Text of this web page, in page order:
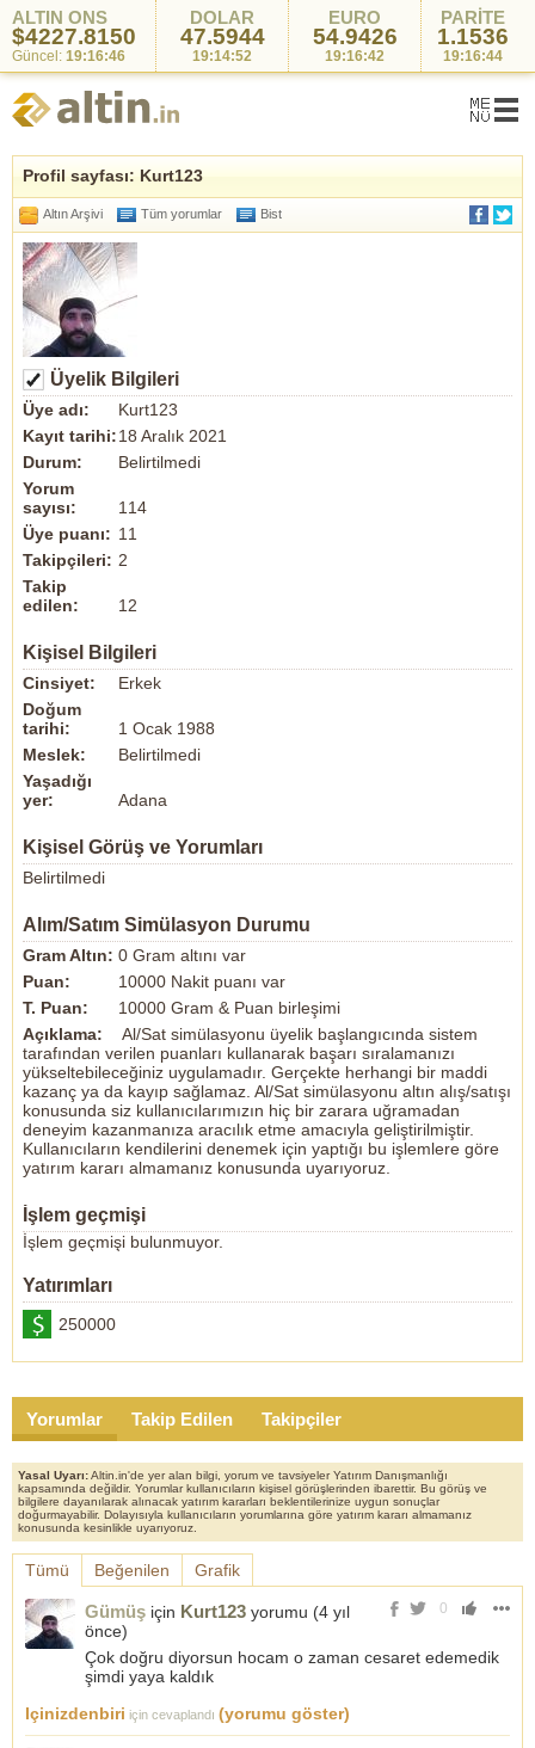
ALTIN ONS
$4227.8150
Güncel: 19:16:46
DOLAR
47.5944
19:14:52
EURO
54.9426
19:16:42
PARİTE
1.1536
19:16:44
Profil sayfası: Kurt123
Altın Arşivi Tüm yorumlar Bist
Üyelik Bilgileri
Üye adı:
Kurt123
Kayıt tarihi:18 Aralık 2021
Durum:
Belirtilmedi
Yorum
sayısı:
114
Üye puanı: 11
Takipçileri: 2
Takip
edilen:
12
Kişisel Bilgileri
Cinsiyet:
Erkek
Doğum
tarihi:
1 Ocak 1988
Meslek:
Belirtilmedi
Yaşadığı
yer:
Adana
Kişisel Görüş ve Yorumları
Belirtilmedi
Alım/Satım Simülasyon Durumu
Gram Altın: 0 Gram altını var
Puan:
10000 Nakit puanı var
T. Puan:
10000 Gram & Puan birleşimi
Açıklama:
Al/Sat simülasyonu üyelik başlangıcında sistem
tarafından verilen puanları kullanarak başarı sıralamanızı
yükseltebileceğiniz uygulamadır. Gerçekte herhangi bir maddi
kazanç ya da kayıp sağlamaz. Al/Sat simülasyonu altın alış/satışı
konusunda siz kullanıcılarımızın hiç bir zarara uğramadan
deneyim kazanmanıza aracılık etme amacıyla geliştirilmiştir.
Kullanıcıların kendilerini denemek için yaptığı bu işlemlere göre
yatırım kararı almamanız konusunda uyarıyoruz.
İşlem geçmişi
İşlem geçmişi bulunmuyor.
Yatırımları
250000
Yorumlar Takip Edilen Takipçiler
Yasal Uyarı:Altin.in'de yer alan bilgi, yorum ve tavsiyeler Yatırım Danışmanlığı
kapsamında değildir. Yorumlar kullanıcıların kişisel görüşlerinden ibarettir. Bu görüş ve
bilgilere dayanılarak alınacak yatırım kararları beklentilerinize uygun sonuçlar
doğurmayabilir. Dolayısıyla kullanıcıların yorumlarına göre yatırım kararı almamanız
konusunda kesinlikle uyarıyoruz.
Tümü Beğenilen Grafik
0
Gümüş için Kurt123 yorumu (4 yıl
önce)
Çok doğru diyorsun hocam o zaman cesaret edemedik
şimdi yaya kaldık
Içinizdenbiri için cevaplandı (yorumu göster)